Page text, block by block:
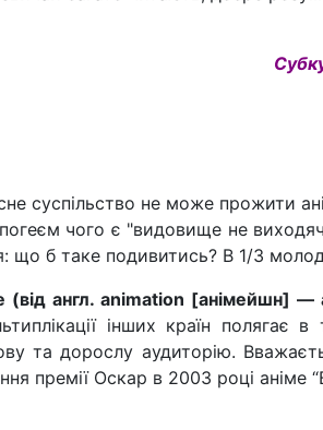
суспільство не може прожити
чого є "видовище не
що б таке подивитись? В 1/3
(від англ. animation [анімейшн] —
інших країн
та дорослу аудиторію.
премії Оскар в 2003 році аніме